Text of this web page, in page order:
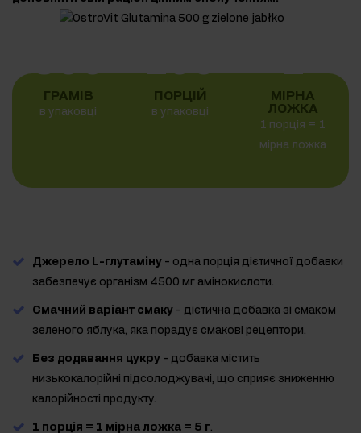
500
ГРАМІВ
в упаковці
100
ПОРЦІЙ
в упаковці
1
МІРНА
ЛОЖКА
1 порція = 1
мірна ложка
Джерело L-глутаміну - одна порція дієтичної добавки
забезпечує організм 4500 мг амінокислоти.
Смачний варіант смаку - дієтична добавка зі смаком
зеленого яблука, яка порадує смакові рецептори.
Без додавання цукру - добавка містить
низькокалорійні підсолоджувачі, що сприяє зниженню
калорійності продукту.
1 порція = 1 мірна ложка = 5 г.